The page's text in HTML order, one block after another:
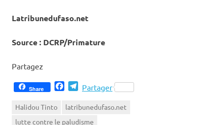
Latribunedufaso.net
Source : DCRP/Primature
Partagez
Share FacebookTelegram
Partager
Halidou Tinto
latribunedufaso.net
lutte contre le paludisme